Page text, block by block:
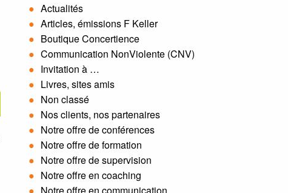
Actualités
Articles, émissions F Keller
Boutique Concertience
Communication NonViolente (CNV)
Invitation à …
Livres, sites amis
Non classé
Nos clients, nos partenaires
Notre offre de conférences
Notre offre de formation
Notre offre de supervision
Notre offre en coaching
Notre offre en communication